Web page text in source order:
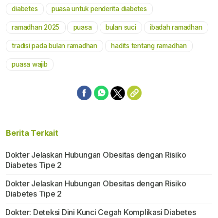
diabetes puasa untuk penderita diabetes
ramadhan 2025 puasa bulan suci ibadah ramadhan
tradisi pada bulan ramadhan hadits tentang ramadhan
puasa wajib
Berita Terkait
Dokter Jelaskan Hubungan Obesitas dengan Risiko
Diabetes Tipe 2
Dokter Jelaskan Hubungan Obesitas dengan Risiko
Diabetes Tipe 2
Dokter: Deteksi Dini Kunci Cegah Komplikasi Diabetes